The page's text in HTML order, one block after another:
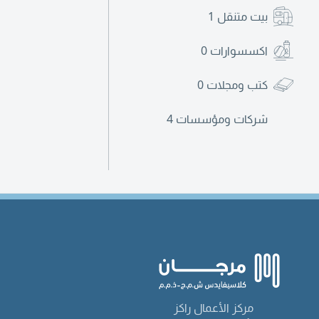
بيت متنقل 1
اكسسوارات 0
كتب ومجلات 0
شركات ومؤسسات 4
مركز الأعمال راكز